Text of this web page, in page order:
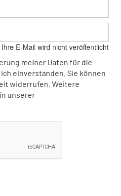
Ihre E-Mail wird nicht veröffentlicht
meiner Daten für die
einverstanden. Sie können
widerrufen. Weitere
unserer